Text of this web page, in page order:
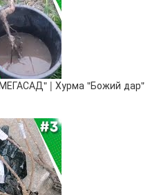
| Хурма "Божий дар"